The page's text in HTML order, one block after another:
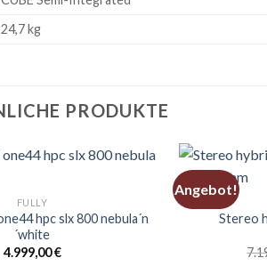
24,7 kg
PRODUKTE
FULLY
hpc slx 800 nebula´n
´white
4.999,00€
Angebot!
Stereo